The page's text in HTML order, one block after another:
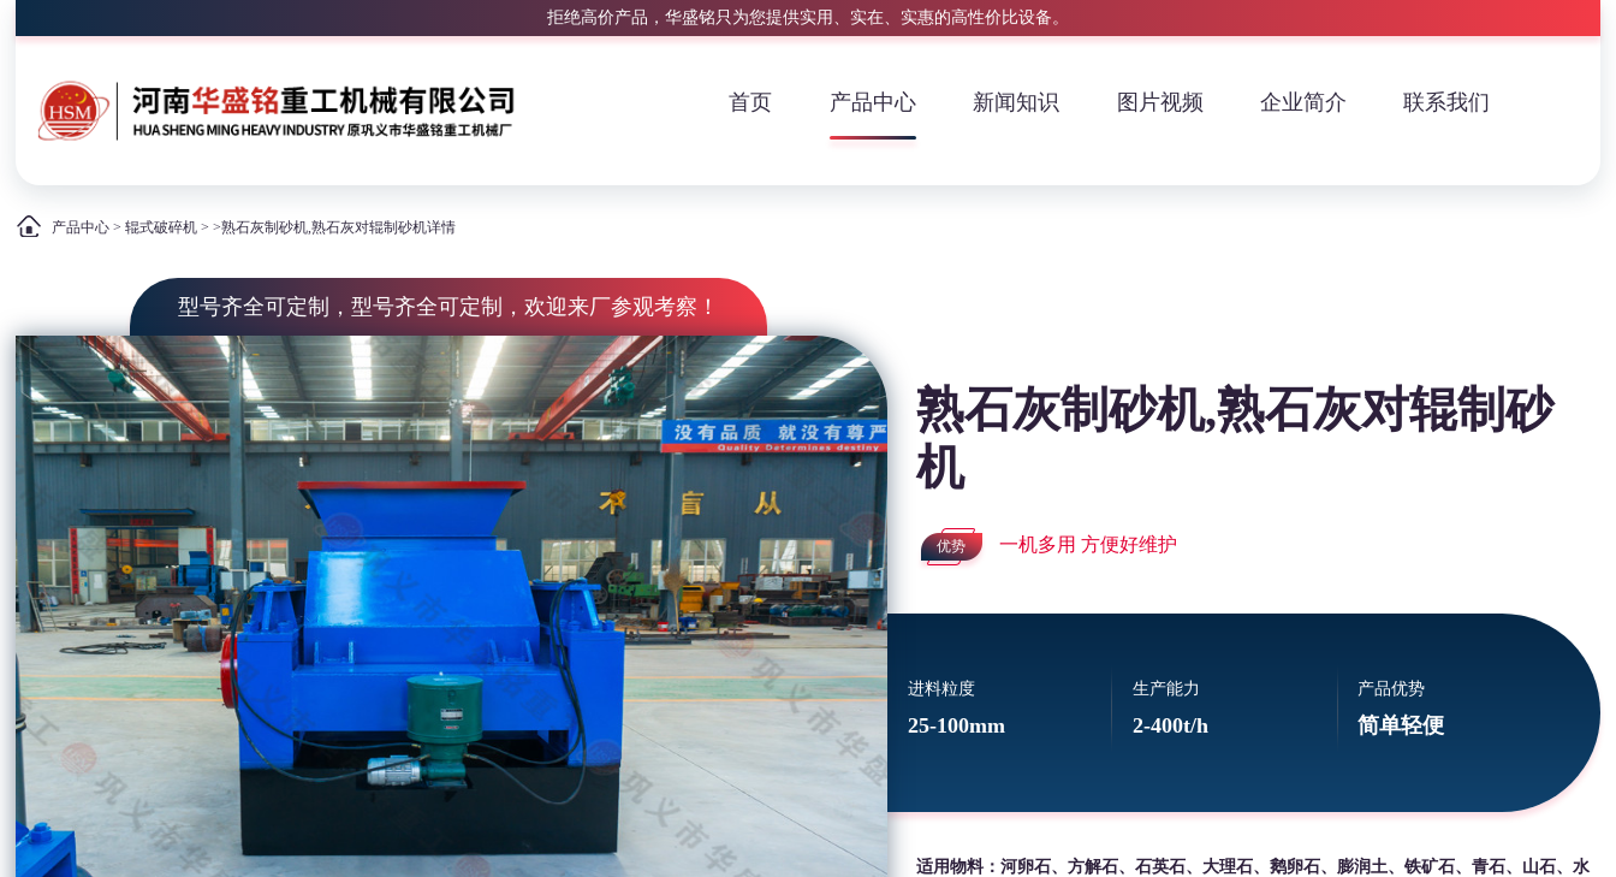
拒绝高价产品，华盛铭只为您提供实用、实在、实惠的高性价比设备。
首页 产品中心 新闻知识 图片视频 企业简介 联系我们
产品中心 >辊式破碎机 > >熟石灰制砂机,熟石灰对辊制砂机详情
型号齐全可定制，型号齐全可定制，欢迎来厂参观考察！
熟石灰制砂机,熟石灰对辊制砂
机
优势 一机多用 方便好维护
进料粒度
25-100mm
生产能力
2-400t/h
产品优势
简单轻便
适用物料：河卵石、方解石、石英石、大理石、鹅卵石、膨润土、铁矿石、青石、山石、水